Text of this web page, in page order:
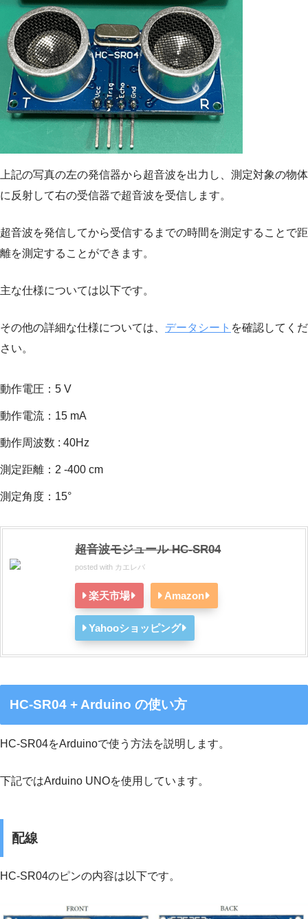
上記の写真の左の発信器から超音波を出力し、測定対象の物体
に反射して右の受信器で超音波を受信します。
超音波を発信してから受信するまでの時間を測定することで距
離を測定することができます。
主な仕様については以下です。
その他の詳細な仕様については、 データシート を確認してくだ
さい。
動作電圧：5 V
動作電流：15 mA
動作周波数 : 40Hz
測定距離：2 -400 cm
測定角度：15°
超音波モジュール HC-SR04
posted with カエレバ
楽天市場 Amazon
Yahooショッピング
HC-SR04 + Arduino の使い方
HC-SR04をArduinoで使う方法を説明します。
下記ではArduino UNOを使用しています。
配線
HC-SR04のピンの内容は以下です。